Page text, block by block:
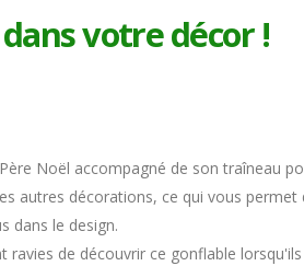
votre décor !
Noël accompagné de son traîneau
autres décorations, ce qui vous permet
dans le design.
de découvrir ce gonflable